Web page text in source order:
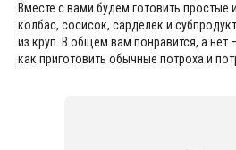
Вместе с вами будем готовить
колбас, сосисок, сарделек и
из круп. В общем вам понравится, а нет
как приготовить обычные потроха и